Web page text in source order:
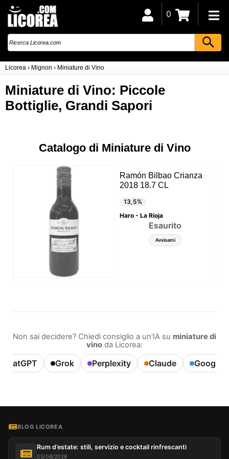
Licorea › Mignon › Miniature di Vino
0
Miniature di Vino: Piccole
Bottiglie, Grandi Sapori
Catalogo di Miniature di Vino
Ramón Bilbao Crianza
2018 18.7 CL
13,5%
Haro - La Rioja
Esaurito
Avvisami
Non sai decidere? Chiedi consiglio a un'IA su miniature di
vino da Licorea:
ChatGPT Grok Perplexity Claude Google
BLOG LICOREA
Rum d’estate: stili, servizio e cocktail rinfrescanti
05/08/2026